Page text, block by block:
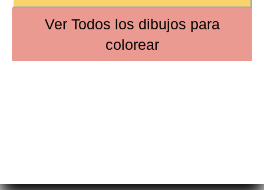
Ver Todos los dibujos para
colorear